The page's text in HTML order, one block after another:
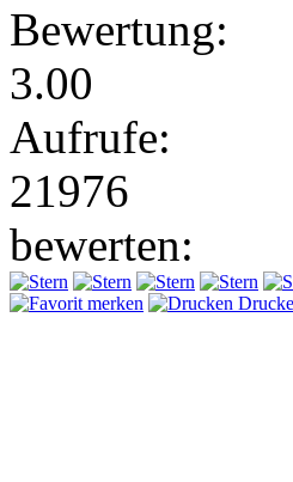
Bewertung:
3.00
Aufrufe:
21976
bewerten:
merken